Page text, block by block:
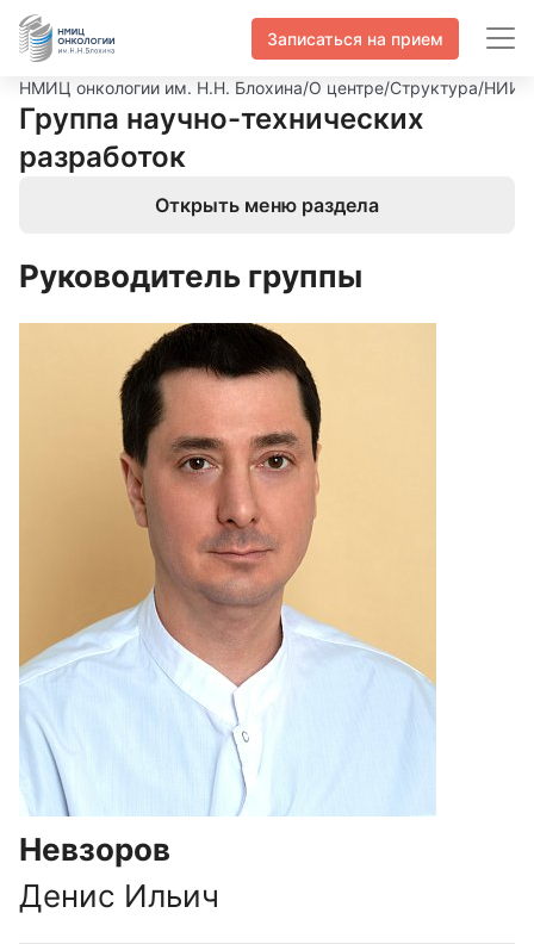
Записаться на прием
НМИЦ онкологии им. Н.Н. Блохина/О центре/Структура/НИИ
Группа научно-технических
разработок
Открыть меню раздела
Руководитель группы
Невзоров
Денис Ильич